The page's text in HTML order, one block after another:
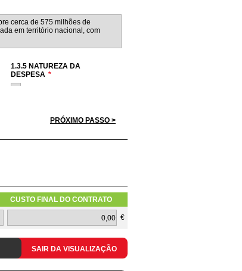
1.3.5 NATUREZA DA
DESPESA *
Serviços
pelos concorrentes
1.3.10 TIPOLOGIA DO PEDIDO
PRÓXIMO PASSO >
CUSTO FINAL DO CONTRATO
€
SAIR DA VISUALIZAÇÃO